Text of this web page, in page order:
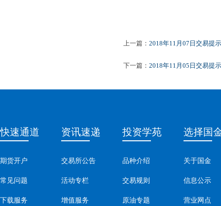
上一篇： 2018年11月07日交易提示
下一篇： 2018年11月05日交易提示
快速通道
期货开户
常见问题
下载服务
资讯速递
交易所公告
活动专栏
增值服务
投资学苑
品种介绍
交易规则
原油专题
选择国
关于国金
信息公示
营业网点